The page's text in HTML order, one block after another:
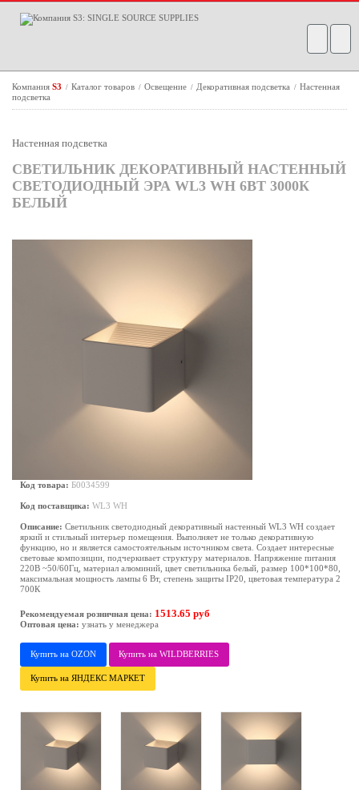
Компания S3 / Каталог товаров / Освещение / Декоративная подсветка / Настенная
подсветка
Настенная подсветка
СВЕТИЛЬНИК ДЕКОРАТИВНЫЙ НАСТЕННЫЙ
СВЕТОДИОДНЫЙ ЭРА WL3 WH 6ВТ 3000К
БЕЛЫЙ
Код товара: Б0034599
Код поставщика: WL3 WH
Описание: Светильник светодиодный декоративный настенный WL3 WH создает
яркий и стильный интерьер помещения. Выполняет не только декоративную
функцию, но и является самостоятельным источником света. Создает интересные
световые композиции, подчеркивает структуру материалов. Напряжение питания
220В ~50/60Гц, материал алюминий, цвет светильника белый, размер 100*100*80,
максимальная мощность лампы 6 Вт, степень защиты IP20, цветовая температура 2
700К
Рекомендуемая розничная цена: 1513.65 руб
Оптовая цена: узнать у менеджера
Купить на OZON Купить на WILDBERRIES
Купить на ЯНДЕКС МАРКЕТ